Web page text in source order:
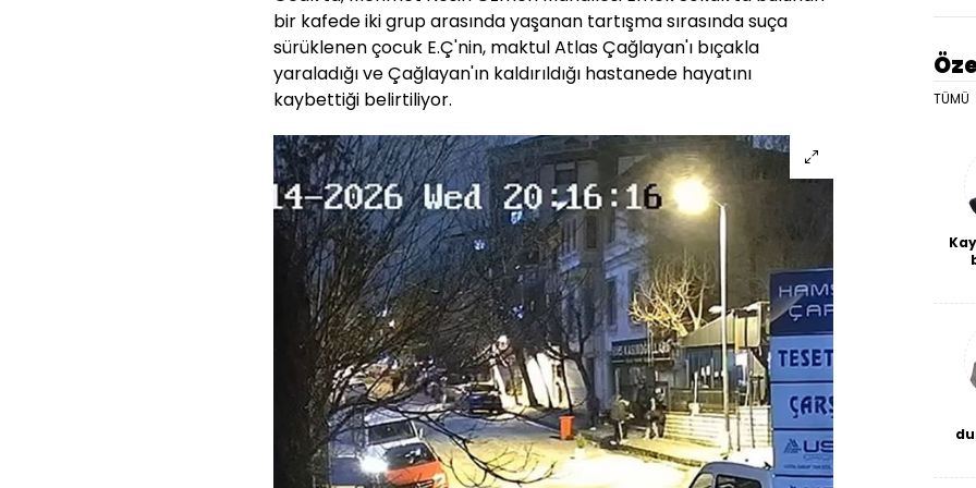
bir kafede iki grup arasında yaşanan tartışma sırasında suça
sürüklenen çocuk E.Ç'nin, maktul Atlas Çağlayan'ı bıçakla
yaraladığı ve Çağlayan'ın kaldırıldığı hastanede hayatını
kaybettiği belirtiliyor.
TÜMÜ